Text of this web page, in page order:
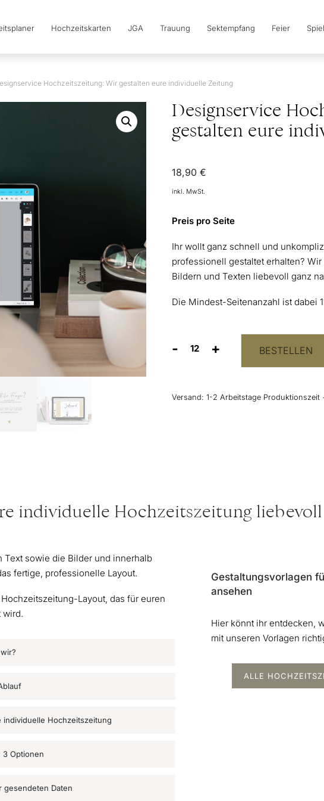
Hochzeitskarten JGA Trauung Sektempfang Feier
Hochzeitszeitung: Wir gestalten eure individuelle Zeitung
Designservice
gestalten eure
18,90€
inkl. MwSt.
Preis pro Seite
Ihr wollt ganz schnell und
professionell gestaltet erhalten?
Bildern und Texten liebevoll ganz
Die Mindest-Seitenanzahl ist dabei
-
Designservice
Hochzeitszeitung:
gestalten
+ BESTELLEN
Versand:1-2 Arbeitstage Produktionszeit
individuelle Hochzeitszeitung
Text sowie die Bilder und innerhalb
fertige, professionelle Layout.
Layout, das für euren
wird.
Hochzeitszeitung
3 Optionen
Daten
Gestaltungsvorlagen
ansehen
Hier könnt ihr entdecken,
mit unseren Vorlagen
ALLE